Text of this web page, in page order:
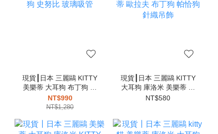
現貨┃日本 三麗鷗 KITTY
美樂蒂 大耳狗 布丁狗 史
努比 玻璃吸管
NT$990
NT$1,280
現貨┃日本 三麗鷗 KITTY
大耳狗 庫洛米 美樂蒂 歐
拉夫 布丁狗 帕恰狗 針織
NT$580